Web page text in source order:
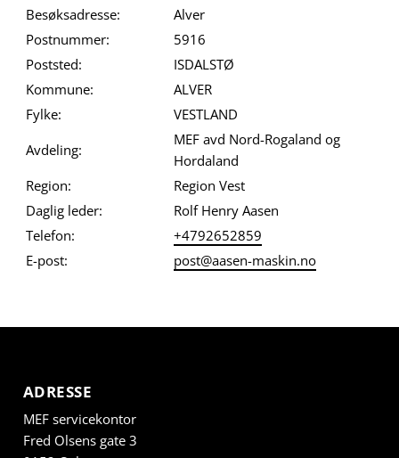
Besøksadresse:
Alver
Postnummer:
5916
Poststed:
ISDALSTØ
Kommune:
ALVER
Fylke:
VESTLAND
Avdeling:
MEF avd Nord-Rogaland og
Hordaland
Region:
Region Vest
Daglig leder:
Rolf Henry Aasen
Telefon:
+4792652859
E-post:
post@aasen-maskin.no
ADRESSE
MEF servicekontor
Fred Olsens gate 3